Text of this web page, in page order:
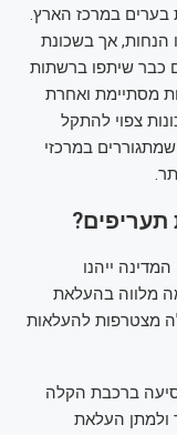
בערים במרכז הארץ.
בדירוג 7, לא יהיו הנחות, אך בשכונת
נוסעים כבר שיתפו ברשתות
מסתיימת ואחרת
צפוי להתקל
במרכזי
כי כ-80% מאזרחי המדינה ייהנו
מלווה בהעלאת
מצטרפות להעלאות
ברכבת הקלה
לסבסד ולמתן העלאת